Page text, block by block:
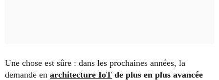
Une chose est sûre : dans les prochaines années, la
demande en architecture IoT de plus en plus avancée